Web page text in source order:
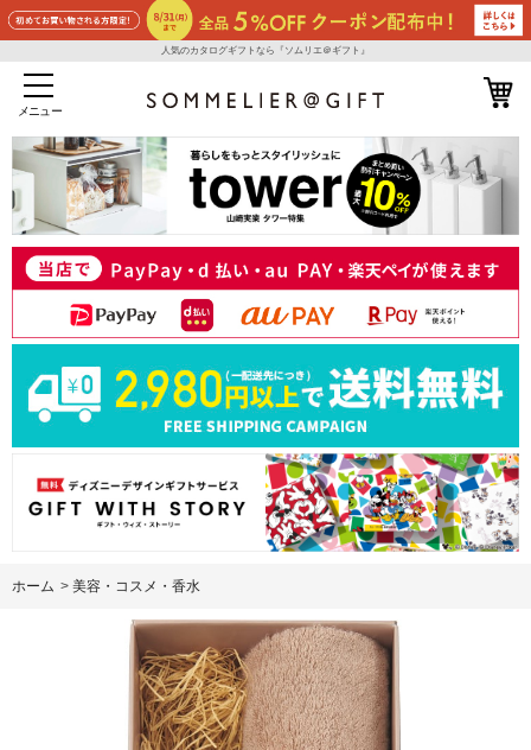
人気のカタログギフトなら『ソムリエ＠ギフト』
メニュー
ホーム > 美容・コスメ・香水